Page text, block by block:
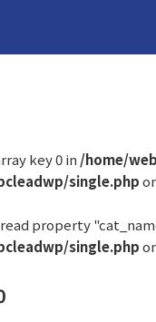
key 0 in /home/
single.php
property
single.php